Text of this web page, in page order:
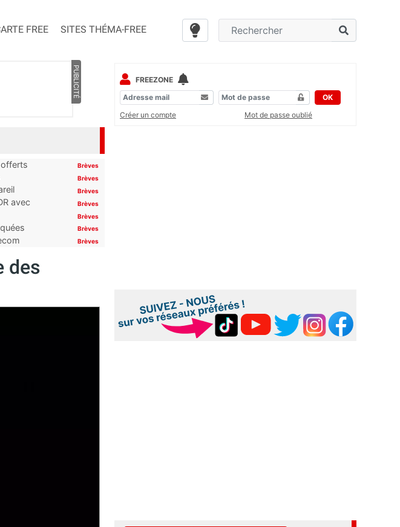
FREE SITES THÉMA-FREE
PUBLICITÉ
Brèves
Brèves
Brèves
avec
Brèves
Brèves
Brèves
Brèves
des
FREEZONE
OK
Créer un compte
Mot de passe oublié